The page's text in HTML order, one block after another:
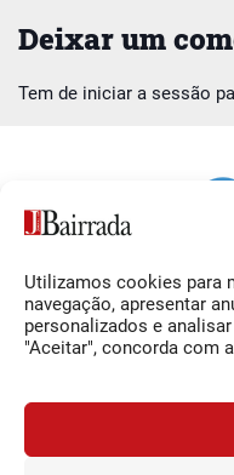
Utilizamos cookies para
navegação, apresentar
personalizados e
"Aceitar", concorda com
Deixar um
Tem de iniciar a sessão
Siga-nos
Facebook